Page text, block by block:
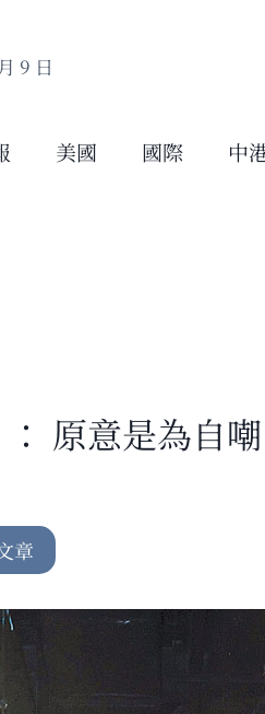
9 日
美國 國際 中
原意是為自嘲
章